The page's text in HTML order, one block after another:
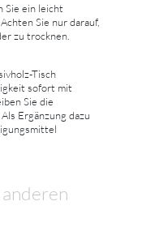
Sie ein leicht
Sie nur darauf,
zu trocknen.
Tisch
sofort mit
Sie die
Ergänzung dazu